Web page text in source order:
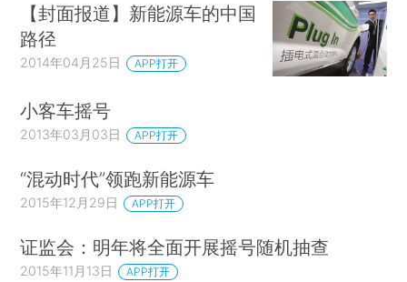
【封面报道】新能源车的中国
路径
2014年04月25日 APP打开
小客车摇号
2013年03月03日 APP打开
“混动时代”领跑新能源车
2015年12月29日 APP打开
证监会：明年将全面开展摇号随机抽查
2015年11月13日 APP打开